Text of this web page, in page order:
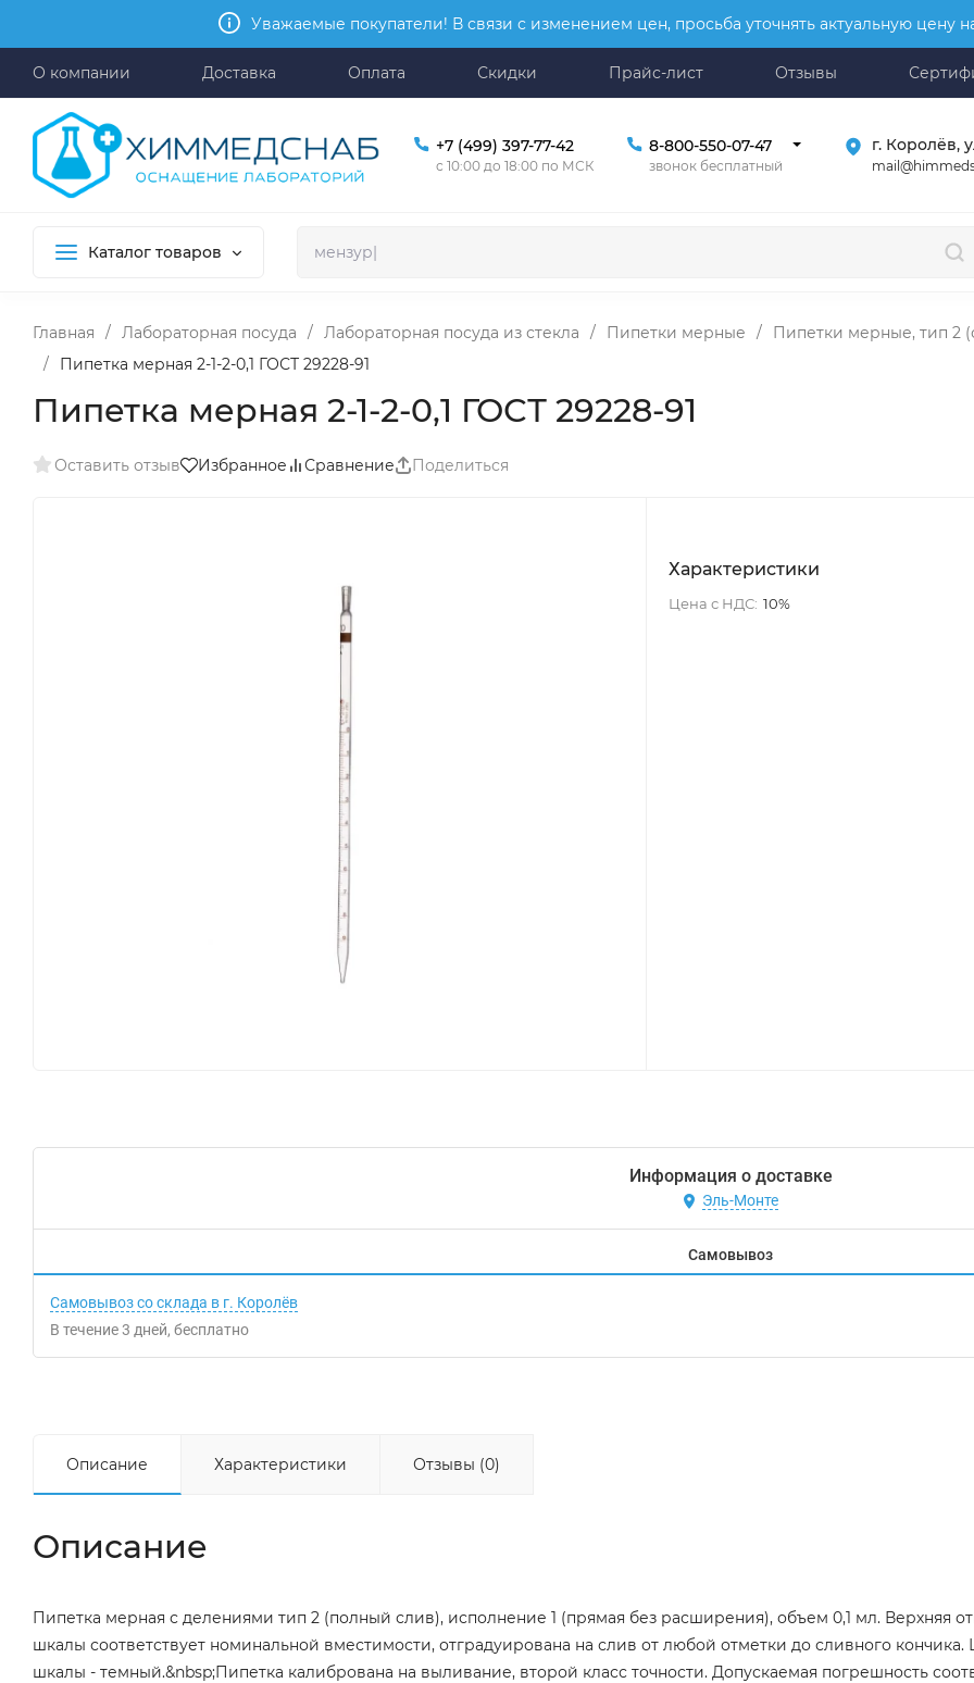
Уважаемые покупатели! В связи с изменением цен, просьба уточнять актуальную цену
О компании Доставка Оплата Скидки Прайс-лист Отзывы
+7 (499) 397-77-42
с 10:00 до 18:00 по МСК
8-800-550-07-47
звонок бесплатный
г. Королёв,
Каталог товаров
Главная / Лабораторная посуда / Лабораторная посуда из стекла / Пипетки мерные /
Пипетки мерные, тип 2
/
Пипетка мерная 2-1-2-0,1 ГОСТ 29228-91
Пипетка мерная 2-1-2-0,1 ГОСТ 29228-91
Оставить отзыв Избранное Сравнение Поделиться
Характеристики
Цена с НДС: 10%
Информация о доставке
Эль-Монте
Самовывоз
Самовывоз со склада в г. Королёв
В течение3 дней Бесплатно
Описание Характеристики Отзывы (0)
Описание
Пипетка мерная с делениями тип 2 (полный слив), исполнение 1 (прямая без расширения), объем 0,1 мл. Верхняя
шкалы соответствует номинальной вместимости, отградуирована на слив от любой отметки до сливного кончика.
шкалы - темный.&nbsp;Пипетка калибрована на выливание, второй класс точности. Допускаемая погрешность